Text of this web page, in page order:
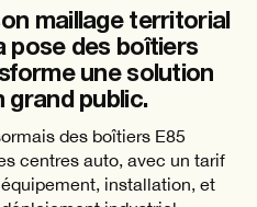
maillage territorial
pose des boîtiers
une solution
public.
des boîtiers E85
centres auto, avec un tarif
installation, et